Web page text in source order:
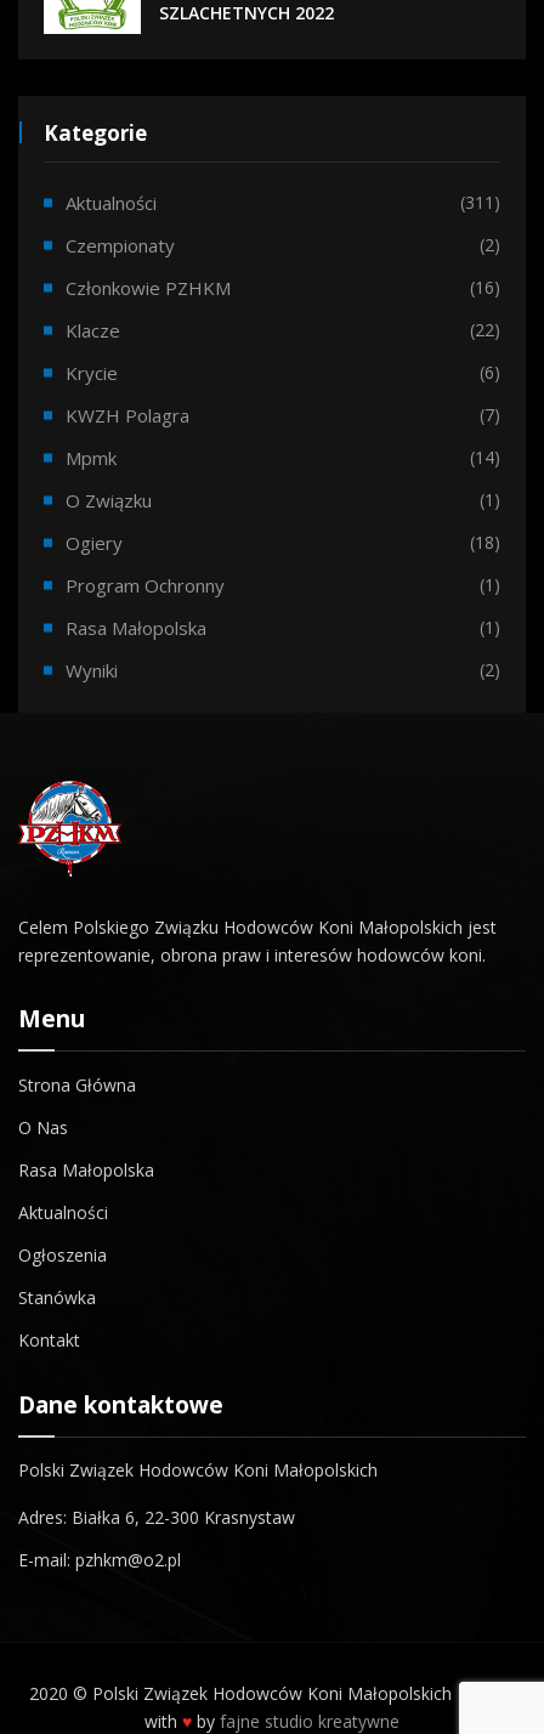
SZLACHETNYCH 2022
Kategorie
Aktualności (311)
Czempionaty (2)
Członkowie PZHKM (16)
Klacze (22)
Krycie (6)
KWZH Polagra (7)
Mpmk (14)
O Związku (1)
Ogiery (18)
Program Ochronny (1)
Rasa Małopolska (1)
Wyniki (2)
Celem Polskiego Związku Hodowców Koni Małopolskich jest
reprezentowanie, obrona praw i interesów hodowców koni.
Menu
Strona Główna
O Nas
Rasa Małopolska
Aktualności
Ogłoszenia
Stanówka
Kontakt
Dane kontaktowe
Polski Związek Hodowców Koni Małopolskich
Adres: Białka 6, 22-300 Krasnystaw
E-mail: pzhkm@o2.pl
2020 © Polski Związek Hodowców Koni Małopolskich | made
with ♥ by fajne studio kreatywne